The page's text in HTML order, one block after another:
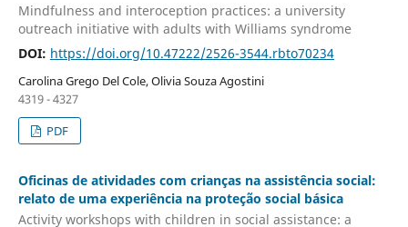
Mindfulness and interoception practices: a university
outreach initiative with adults with Williams syndrome
DOI: https://doi.org/10.47222/2526-3544.rbto70234
Carolina Grego Del Cole, Olivia Souza Agostini
4319 - 4327
PDF
Oficinas de atividades com crianças na assistência social:
relato de uma experiência na proteção social básica
Activity workshops with children in social assistance: a